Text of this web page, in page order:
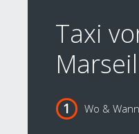
Taxi
Wo & Wann